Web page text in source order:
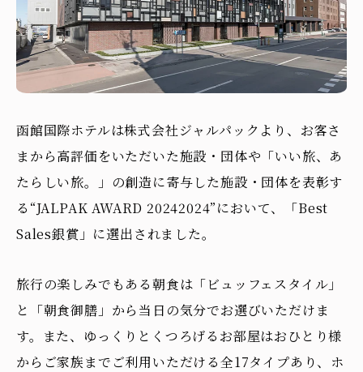
函館国際ホテルは株式会社ジャルパックより、お客さ
まから高評価をいただいた施設・団体や「いい旅、あ
たらしい旅。」の創造に寄与した施設・団体を表彰す
る“JALPAK AWARD 20242024”において、「Best
Sales銀賞」に選出されました。
旅行の楽しみでもある朝食は「ビュッフェスタイル」
と「朝食御膳」から当日の気分でお選びいただけま
す。また、ゆっくりとくつろげるお部屋はおひとり様
からご家族までご利用いただける全17タイプあり、ホ